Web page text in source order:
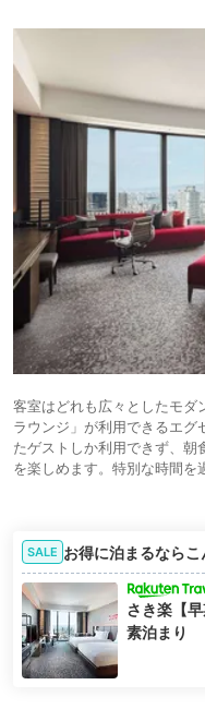
客室はどれも広々としたモダ
ラウンジ」が利用できるエ
たゲストしか利用できず、
を楽しめます。特別な時間を
SALE お得に泊まるならこ
さき楽【
素泊まり